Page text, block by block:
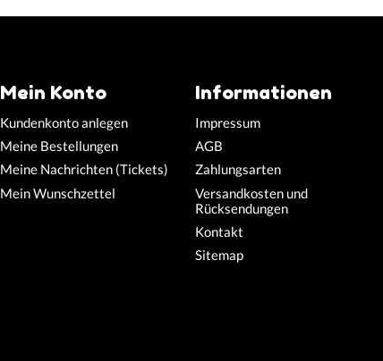
Mein Konto
Kundenkonto anlegen
Meine Bestellungen
Meine Nachrichten (Tickets)
Mein Wunschzettel
Informationen
Impressum
AGB
Zahlungsarten
Versandkosten und
Rücksendungen
Kontakt
Sitemap